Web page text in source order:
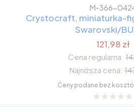
M-366-
Crystocraft, miniaturka-
Swarovski/
121,98 zł
Cena regularna:
Najniższa cena:
Ceny podane bez